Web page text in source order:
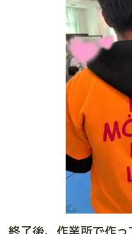
終了後、作業所で作